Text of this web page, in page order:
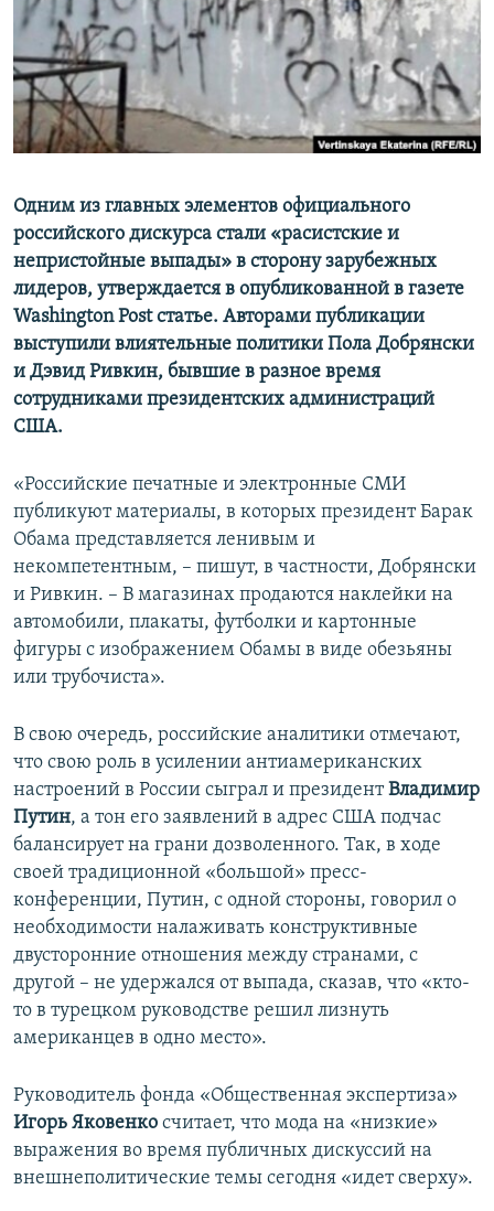
ПОБЕДИТЕЛЕЙ НЕ СУДЯТ?
КРЫМ.НЕПОКОРЕННЫЙ
ELIFBE
УКРАИНСКАЯ ПРОБЛЕМА КРЫМА
ПРИСОЕДИНЯЙТЕСЬ!
Одним из главных элементов официального
российского дискурса стали «расистские и
непристойные выпады» в сторону зарубежных
лидеров, утверждается в опубликованной в газете
Washington Post статье. Авторами публикации
выступили влиятельные политики Пола Добрянски
и Дэвид Ривкин, бывшие в разное время
сотрудниками президентских администраций
США.
«Российские печатные и электронные СМИ
публикуют материалы, в которых президент Барак
Обама представляется ленивым и
некомпетентным, – пишут, в частности, Добрянски
и Ривкин. – В магазинах продаются наклейки на
автомобили, плакаты, футболки и картонные
фигуры с изображением Обамы в виде обезьяны
или трубочиста».
В свою очередь, российские аналитики отмечают,
что свою роль в усилении антиамериканских
настроений в России сыграл и президентВладимир
Путин, а тон его заявлений в адрес США подчас
балансирует на грани дозволенного. Так, в ходе
своей традиционной «большой» пресс-
конференции, Путин, с одной стороны, говорил о
необходимости налаживать конструктивные
двусторонние отношения между странами, с
другой – не удержался от выпада, сказав, что «кто-
то в турецком руководстве решил лизнуть
американцев в одно место».
Руководитель фонда «Общественная экспертиза»
Игорь Яковенко считает, что мода на «низкие»
выражения во время публичных дискуссий на
внешнеполитические темы сегодня «идет сверху».